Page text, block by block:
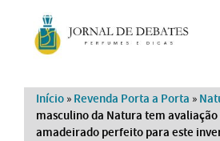
Início » Revenda Porta a Porta »
masculino da Natura tem
amadeirado perfeito para este